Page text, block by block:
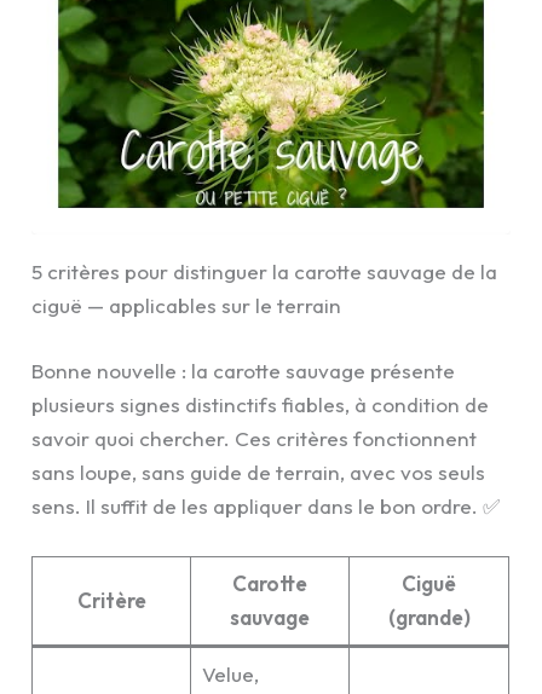
5 critères pour distinguer la carotte sauvage de la
ciguë — applicables sur le terrain
Bonne nouvelle : la carotte sauvage présente
plusieurs signes distinctifs fiables, à condition de
savoir quoi chercher. Ces critères fonctionnent
sans loupe, sans guide de terrain, avec vos seuls
sens. Il suffit de les appliquer dans le bon ordre. ✅
Critère
Carotte
sauvage
Ciguë
(grande)
Velue,